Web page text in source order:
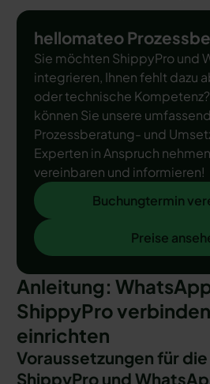
hellomateo
Sie möchten ShippyPro und
integrieren, Ihnen fehlt dazu
oder technische
können Sie unsere
Prozessberatung- und
Experten in Anspruch
vereinbaren und informieren!
Buchungtermin vereinbaren
Buchungtermin
Preise ansehen
Preise
Anleitung:
ShippyPro
einrichten
Voraussetzungen für
ShippyPro und